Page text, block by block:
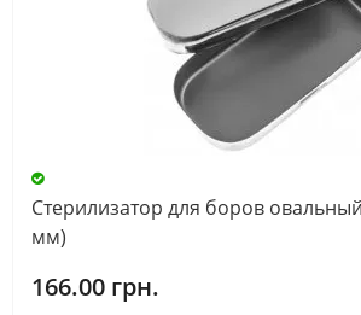
Стерилизатор для боров
мм)
166.00 грн.